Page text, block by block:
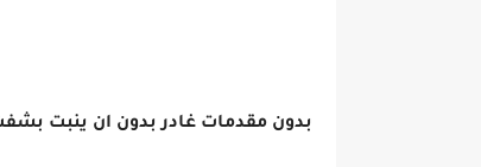
بدون مقدمات غادر بدون ان ينبت